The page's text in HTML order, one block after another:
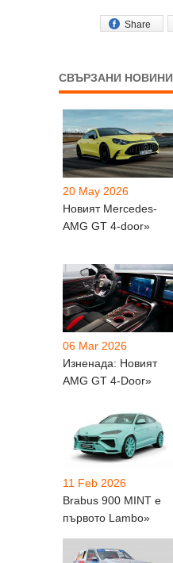
Share
СВЪРЗАНИ НОВИНИ
20 May 2026
Новият Mercedes-
AMG GT 4-door»
06 Mar 2026
Изненада: Новият
AMG GT 4-Door»
11 Feb 2026
Brabus 900 MINT е
първото Lambo»